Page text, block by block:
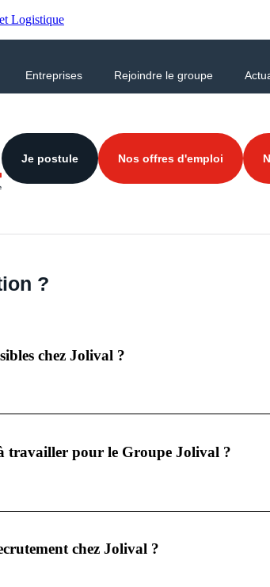
Logistique
Entreprises Rejoindre le groupe
Je postule Nos offres d'emploi
?
chez Jolival ?
travailler pour le Groupe Jolival ?
chez Jolival ?